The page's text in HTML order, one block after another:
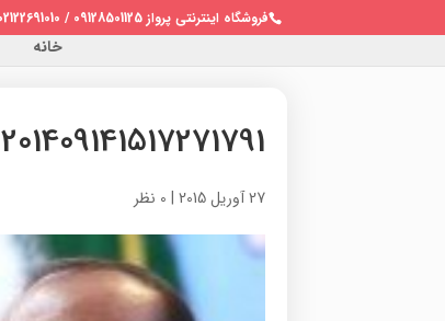
فروشگاه اینترنتی پرواز 09128501125 / 02122691010
خانه
201409141517271791
27 آوریل 2015 | 0 نظر